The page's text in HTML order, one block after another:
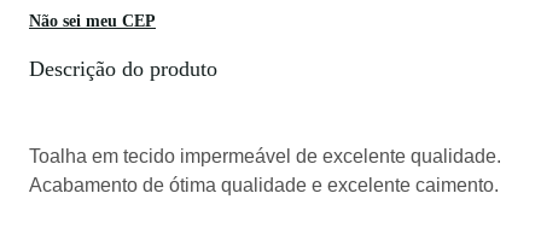
frete
Não sei meu CEP
Descrição do produto
Toalha em tecido impermeável de excelente qualidade.
Acabamento de ótima qualidade e excelente caimento.